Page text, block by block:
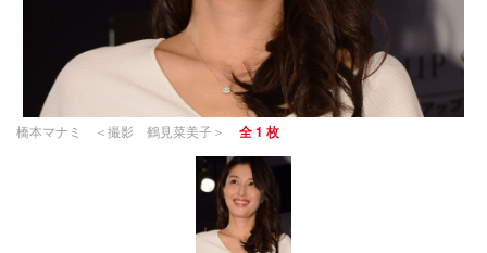
橋本マナミ ＜撮影 鶴見菜美子＞ 全 1 枚